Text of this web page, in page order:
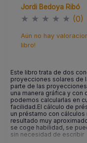
Jordi Bedoya Ribó
★ ★ ★ ★ ★ (0)
Aún no hay
libro!
Este libro trata de dos
proyecciones solares de
parte de las
una manera gráfica y
podemos calcularlas en
facilidad.El cálculo de
un préstamo con
resultado muy
se coge habilidad, se
sin necesidad de escribir